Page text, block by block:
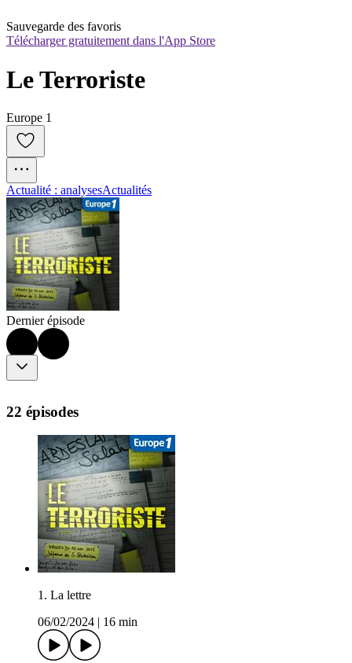
Sauvegarde des favoris
Télécharger gratuitement dans l'App Store
Le Terroriste
Europe 1
Actualité : analysesActualités
Dernier épisode
22 épisodes
1. La lettre
06/02/2024
16 min